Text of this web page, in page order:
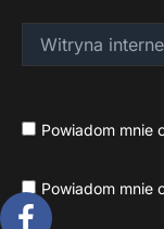
internetowa
Powiadom mnie
Powiadom mnie